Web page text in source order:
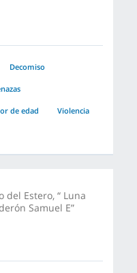
Decomiso
de edad Violencia
del Estero, “ Luna
Samuel E”